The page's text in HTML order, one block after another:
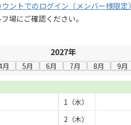
ントでのログイン（メンバー様限定）
場にご確認ください。
2027年
月 5月 6月 7月 8月 9月
1（水）
2（木）